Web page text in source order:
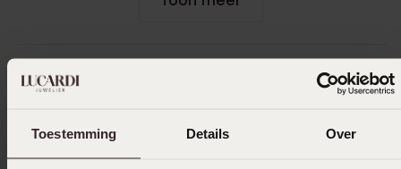
Toestemming Details Over
Ook leuk voor jou